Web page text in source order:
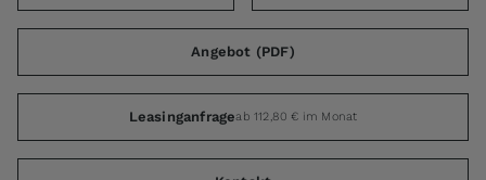
Angebot (PDF)
Leasinganfrageab 112,80 € im Monat